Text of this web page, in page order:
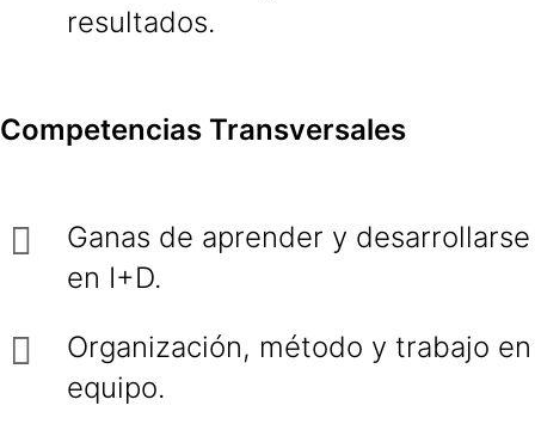
resultados.
Competencias Transversales
Ganas de aprender y desarrollarse
en I+D.
Organización, método y trabajo en
equipo.